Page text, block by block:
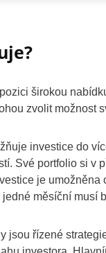
širokou
zvolit možnost
investice do
Své portfolio si v
je
měsíční musí
jsou řízené